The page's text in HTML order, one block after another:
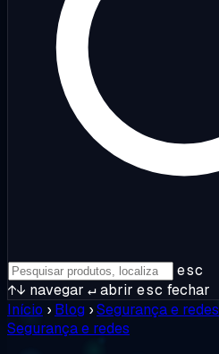
esc
↑↓ navegar ↵abrir esc fechar
Início › Blog ›Segurança e redes
Segurança e redes